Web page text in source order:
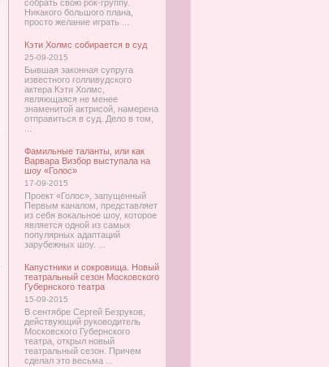
собрать свою рок-группу.
Никакого большого плана,
просто желание играть ...
Кэти Холмс собирается в суд
25-09-2015
Бывшая законная супруга
известного голливудского
актера Кэти Холмс,
являющаяся не менее
знаменитой актрисой, намерена
отправиться в суд. Дело в том,
Фамильные таланты, или как
Варвара Визбор выступала на
шоу «Голос»
17-09-2015
Проект «Голос», запущенный
Первым каналом, представляет
из себя вокальное шоу, которое
является одной из самых
популярных адаптаций
зарубежных шоу. ...
Капустники и сокровища. Новый
театральный сезон Московского
Губернского театра
15-09-2015
В сентябре Сергей Безруков,
действующий руководитель
Московского Губернского
театра, открыл новый
театральный сезон. Причем
сделал это весьма ...